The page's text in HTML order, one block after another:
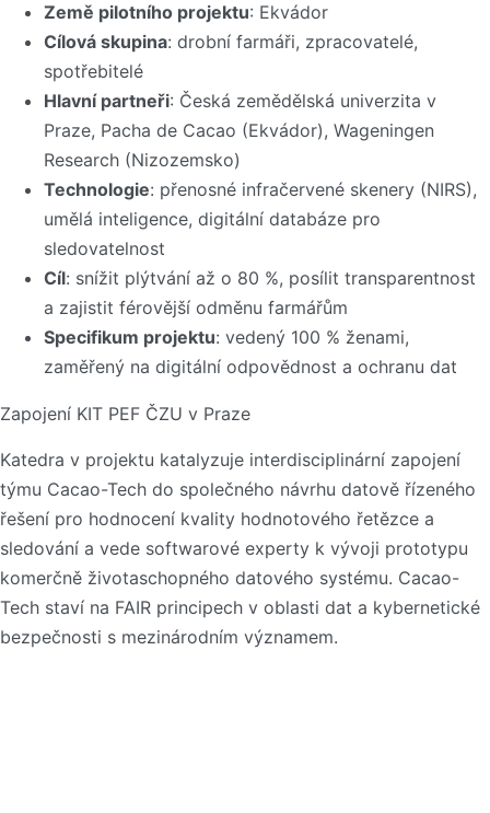
Země pilotního projektu: Ekvádor
Cílová skupina: drobní farmáři, zpracovatelé,
spotřebitelé
Hlavní partneři: Česká zemědělská univerzita v
Praze, Pacha de Cacao (Ekvádor), Wageningen
Research (Nizozemsko)
Technologie: přenosné infračervené skenery (NIRS),
umělá inteligence, digitální databáze pro
sledovatelnost
Cíl: snížit plýtvání až o 80 %, posílit transparentnost
a zajistit férovější odměnu farmářům
Specifikum projektu: vedený 100 % ženami,
zaměřený na digitální odpovědnost a ochranu dat
Zapojení KIT PEF ČZU v Praze
Katedra v projektu katalyzuje interdisciplinární zapojení
týmu Cacao-Tech do společného návrhu datově řízeného
řešení pro hodnocení kvality hodnotového řetězce a
sledování a vede softwarové experty k vývoji prototypu
komerčně životaschopného datového systému. Cacao-
Tech staví na FAIR principech v oblasti dat a kybernetické
bezpečnosti s mezinárodním významem.